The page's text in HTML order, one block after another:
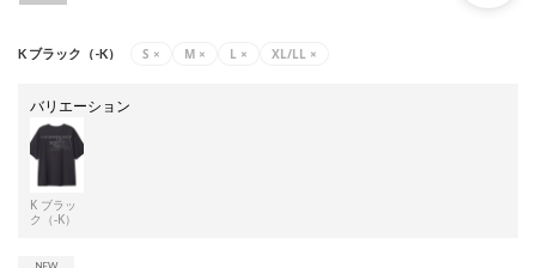
K ブラック（-K） S × M × L × XL/LL ×
バリエーション
K ブラッ
ク（-K）